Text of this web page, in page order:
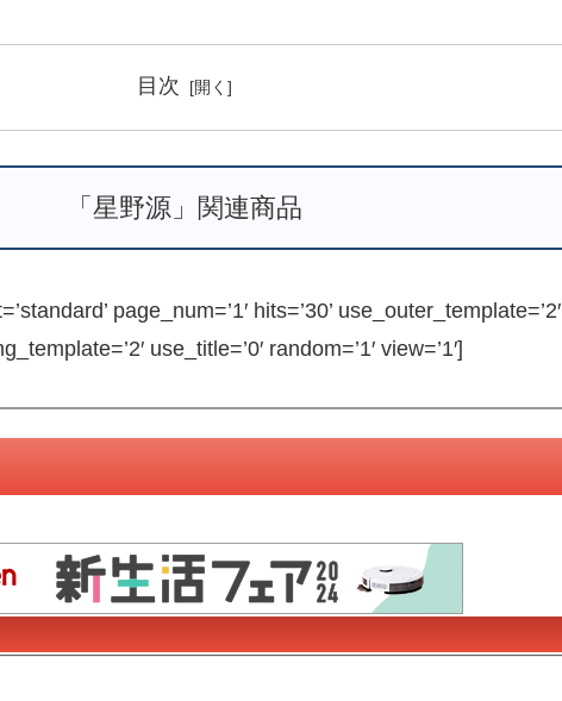
目次
「星野源」関連商品
page_num=’1′ hits=’30’ use_outer_template=’2′
use_title=’0′ random=’1′ view=’1′]